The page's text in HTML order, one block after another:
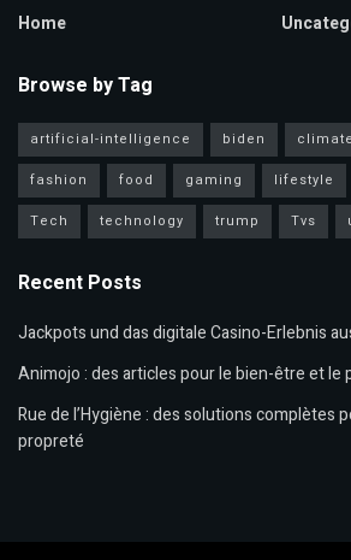
Home
Browse by Tag
artificial-intelligence biden climate
fashion
food gaming lifestyle
Tech
technology trump Tvs
Recent Posts
Jackpots und das digitale Casino-Erlebnis
Animojo : des articles pour le bien-être et le
Rue de l’Hygiène : des solutions complètes
propreté